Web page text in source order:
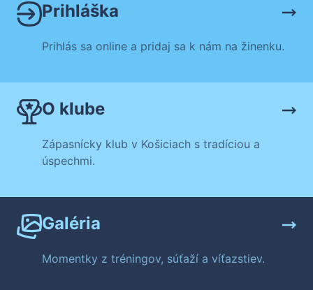
Prihláška
Prihlás sa online a pridaj sa k nám na žinenku.
O klube
Zápasnícky klub v Košiciach s tradíciou a
úspechmi.
Galéria
Momentky z tréningov, súťaží a víťazstiev.